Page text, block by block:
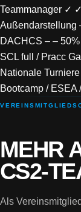
Teammanager ✓ ✓
Außendarstellung
DACHCS – – 50%
SCL full / Pracc
Nationale Turniere
Bootcamp / ESEA
MEHR
CS2-
Als